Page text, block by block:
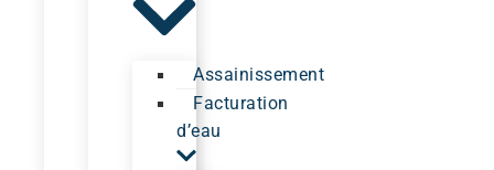
Assainissement
Facturation
d’eau